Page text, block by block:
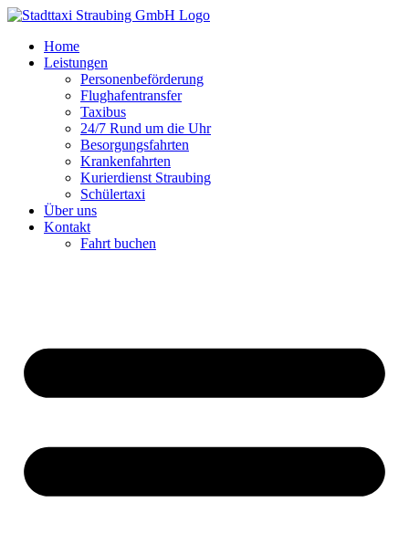
Zum
springenHome
Leistungen
Personenbeförderung
Flughafentransfer
Taxibus
24/7 Rund um die Uhr
Besorgungsfahrten
Krankenfahrten
Kurierdienst Straubing
Schülertaxi
Über uns
Kontakt
Fahrt buchen